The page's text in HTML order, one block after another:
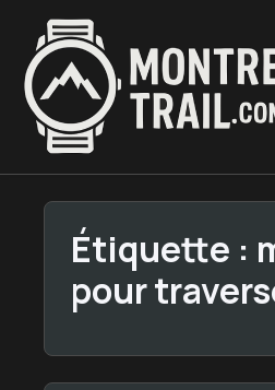
contenu
principal
Étiquette :
pour